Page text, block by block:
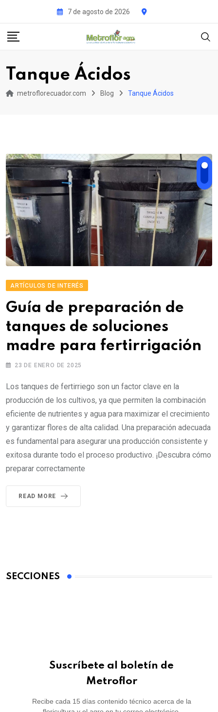
content
7 de agosto de 2026
Tanque Ácidos
metroflorecuador.com Blog Tanque Ácidos
ARTÍCULOS DE INTERÉS
Guía de preparación de
tanques de soluciones
madre para fertirrigación
23 DE ENERO DE 2025
Los tanques de fertirriego son un factor clave en la
producción de los cultivos, ya que permiten la combinación
eficiente de nutrientes y agua para maximizar el crecimiento
y garantizar flores de alta calidad. Una preparación adecuada
es fundamental para asegurar una producción consistente y
exitosa durante todo el proceso productivo. ¡Descubra cómo
preparar correctamente
READ MORE
SECCIONES
Suscríbete al boletín de
Metroflor
Recibe cada 15 días contenido técnico acerca de la